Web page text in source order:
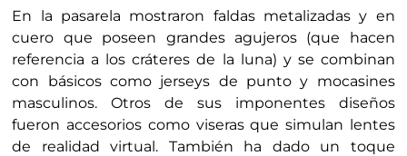
En la pasarela mostraron faldas metalizadas y en
cuero que poseen grandes agujeros (que hacen
referencia a los cráteres de la luna) y se combinan
con básicos como jerseys de punto y mocasines
masculinos. Otros de sus imponentes diseños
fueron accesorios como viseras que simulan lentes
de realidad virtual. También ha dado un toque